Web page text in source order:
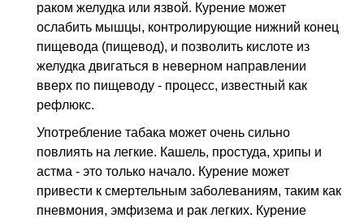
раком желудка или язвой. Курение может
ослабить мышцы, контролирующие нижний конец
пищевода (пищевод), и позволить кислоте из
желудка двигаться в неверном направлении
вверх по пищеводу - процесс, известный как
рефлюкс.
Употребление табака может очень сильно
повлиять на легкие. Кашель, простуда, хрипы и
астма - это только начало. Курение может
привести к смертельным заболеваниям, таким как
пневмония, эмфизема и рак легких. Курение